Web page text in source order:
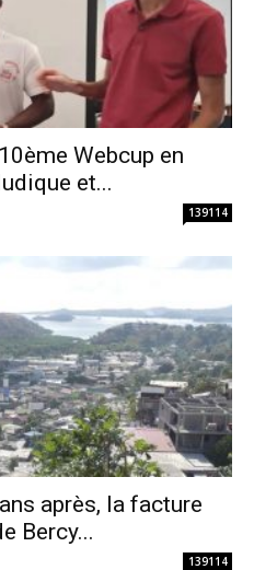
Webcup en
et...
139114
après, la facture
Bercy...
139114